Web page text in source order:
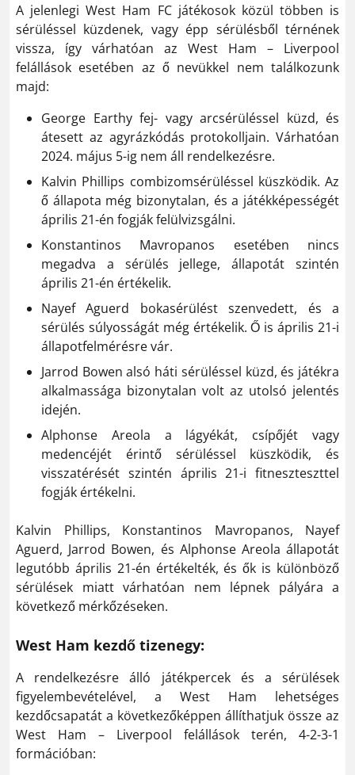
A jelenlegi West Ham FC játékosok közül többen is
sérüléssel küzdenek, vagy épp sérülésből térnének
vissza, így várhatóan az West Ham – Liverpool
felállások esetében az ő nevükkel nem találkozunk
majd:
George Earthy fej- vagy arcsérüléssel küzd, és
átesett az agyrázkódás protokolljain. Várhatóan
2024. május 5-ig nem áll rendelkezésre.
Kalvin Phillips combizomsérüléssel küszködik. Az
ő állapota még bizonytalan, és a játékképességét
április 21-én fogják felülvizsgálni.
Konstantinos Mavropanos esetében nincs
megadva a sérülés jellege, állapotát szintén
április 21-én értékelik.
Nayef Aguerd bokasérülést szenvedett, és a
sérülés súlyosságát még értékelik. Ő is április 21-i
állapotfelmérésre vár.
Jarrod Bowen alsó háti sérüléssel küzd, és játékra
alkalmassága bizonytalan volt az utolsó jelentés
idején.
Alphonse Areola a lágyékát, csípőjét vagy
medencéjét érintő sérüléssel küszködik, és
visszatérését szintén április 21-i fitneszteszttel
fogják értékelni.
Kalvin Phillips, Konstantinos Mavropanos, Nayef
Aguerd, Jarrod Bowen, és Alphonse Areola állapotát
legutóbb április 21-én értékelték, és ők is különböző
sérülések miatt várhatóan nem lépnek pályára a
következő mérkőzéseken.
West Ham kezdő tizenegy:
A rendelkezésre álló játékpercek és a sérülések
figyelembevételével, a West Ham lehetséges
kezdőcsapatát a következőképpen állíthatjuk össze az
West Ham – Liverpool felállások terén, 4-2-3-1
formációban: